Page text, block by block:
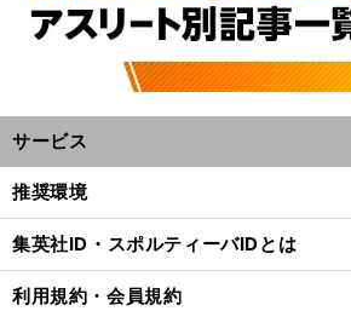
サービス
推奨環境
集英社ID・スポルティーバIDとは
利用規約・会員規約